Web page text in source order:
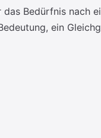
Bedürfnis nach
ein